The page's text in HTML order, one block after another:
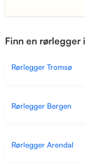
Finn en
Rørlegger Tromsø
Rørlegger Bergen
Rørlegger Arendal